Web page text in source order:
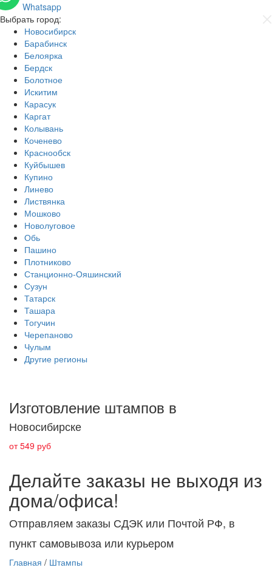
Whatsapp
Выбрать город:
Новосибирск
Барабинск
Белоярка
Бердск
Болотное
Искитим
Карасук
Каргат
Колывань
Коченево
Краснообск
Куйбышев
Купино
Линево
Листвянка
Мошково
Новолуговое
Обь
Пашино
Плотниково
Станционно-Ояшинский
Сузун
Татарск
Ташара
Тогучин
Черепаново
Чулым
Другие регионы
Изготовление штампов в
Новосибирске
от 549 руб
Делайте заказы не выходя из
дома/офиса!
Отправляем заказы СДЭК или Почтой РФ, в
пункт самовывоза или курьером
Главная / Штампы